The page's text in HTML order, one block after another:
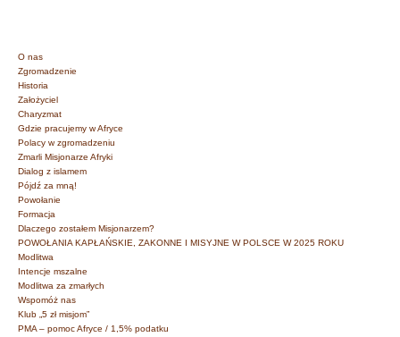
O nas
Zgromadzenie
Historia
Założyciel
Charyzmat
Gdzie pracujemy w Afryce
Polacy w zgromadzeniu
Zmarli Misjonarze Afryki
Dialog z islamem
Pójdź za mną!
Powołanie
Formacja
Dlaczego zostałem Misjonarzem?
POWOŁANIA KAPŁAŃSKIE, ZAKONNE I MISYJNE W POLSCE W 2025 ROKU
Modlitwa
Intencje mszalne
Modlitwa za zmarłych
Wspomóż nas
Klub „5 zł misjom”
PMA – pomoc Afryce / 1,5% podatku